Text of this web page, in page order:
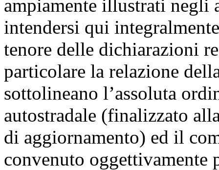
ampiamente illustrati negli
intendersi qui
tenore delle dichiarazioni
particolare la relazione
sottolineano l’assoluta
autostradale (finalizzato
di aggiornamento) ed il
convenuto oggettivamente